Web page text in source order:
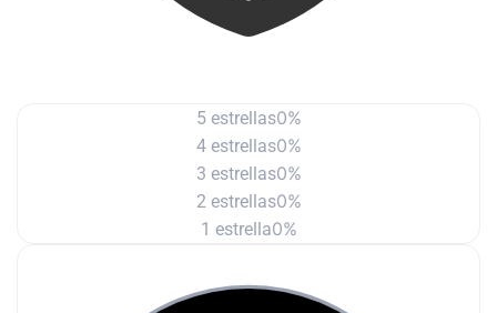
5 estrellas0%
4 estrellas0%
3 estrellas0%
2 estrellas0%
1 estrella0%